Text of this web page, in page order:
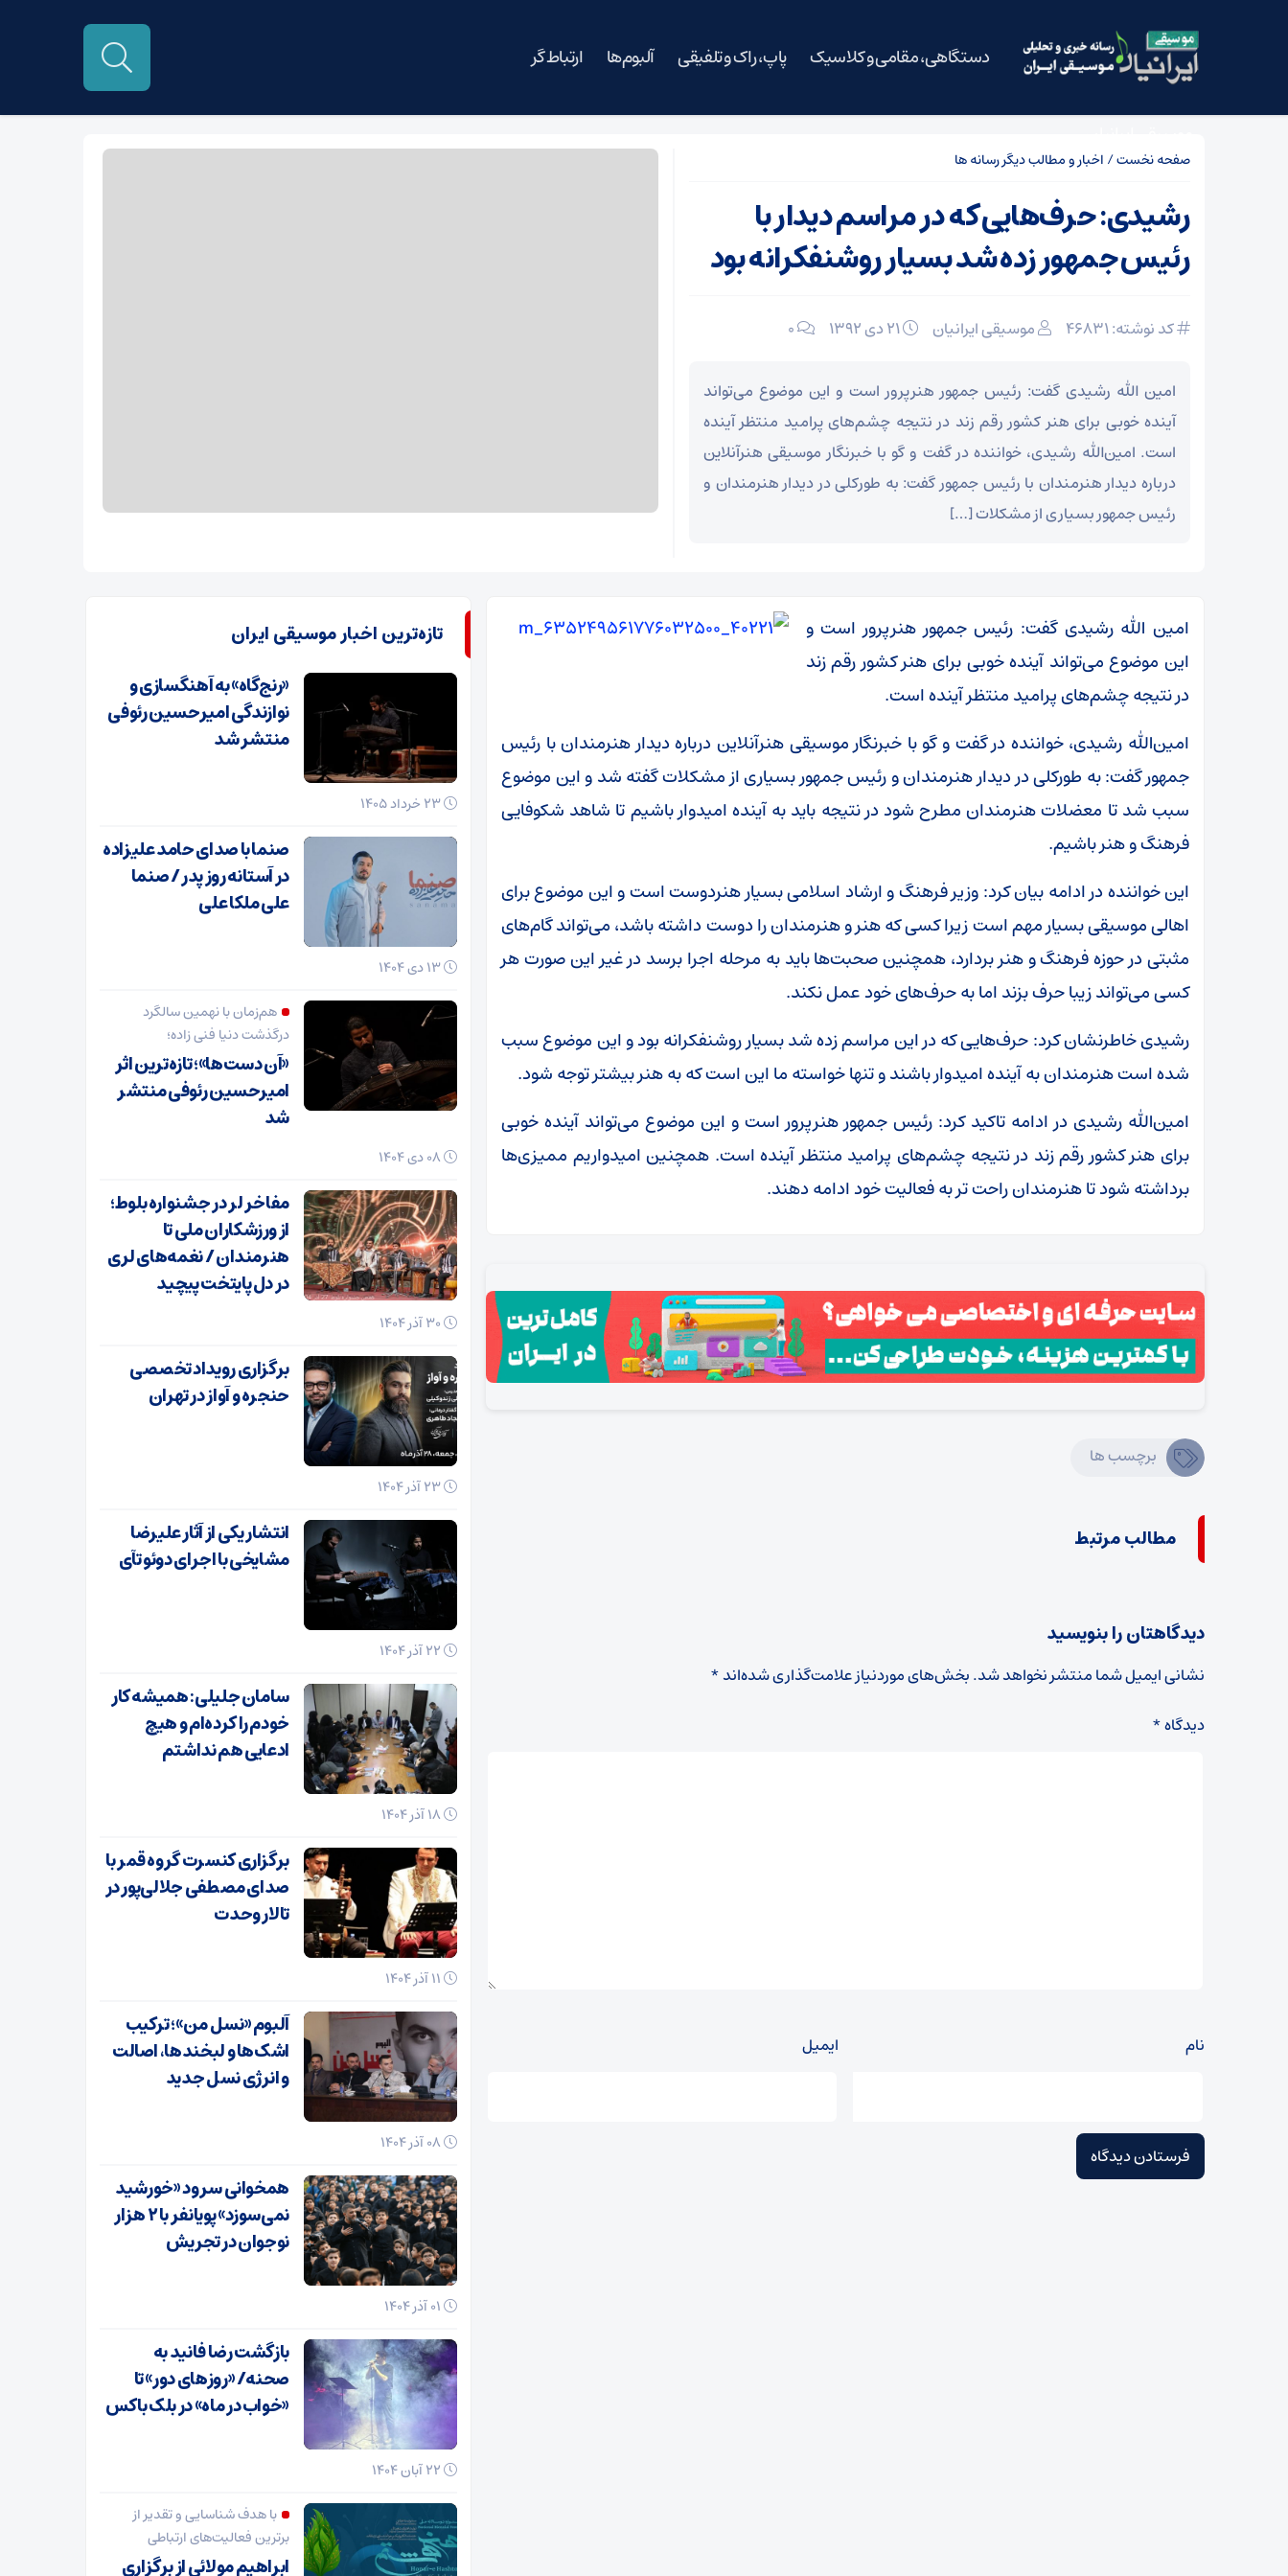
دستگاهی، مقامی و کلاسیک پاپ، راک و تلفیقی آلبوم‌ها ارتباط گر
صفحه نخست/ اخبار و مطالب دیگر رسانه ها
رشیدی: حرف‌هایی که در مراسم دیدار با
رئیس جمهور زده شد بسیار روشنفکرانه بود
کد نوشته: 46831 موسیقی ایرانیان ۰
امین الله رشیدی گفت: رئیس جمهور هنرپرور است و این موضوع می‌تواند
آینده خوبی برای هنر کشور رقم زند در نتیجه چشم‌های پرامید منتظر آینده
است. امین‌الله رشیدی، خواننده در گفت و گو با خبرنگار موسیقی هنرآنلاین
درباره دیدار هنرمندان با رئیس جمهور گفت: به طورکلی در دیدار هنرمندان و
رئیس جمهور بسیاری از مشکلات […]
امین الله رشیدی گفت: رئیس جمهور هنرپرور است و
این موضوع می‌تواند آینده خوبی برای هنر کشور رقم زند
در نتیجه چشم‌های پرامید منتظر آینده است.
امین‌الله رشیدی، خواننده در گفت و گو با خبرنگار موسیقی هنرآنلاین درباره دیدار هنرمندان با رئیس
جمهور گفت: به طورکلی در دیدار هنرمندان و رئیس جمهور بسیاری از مشکلات گفته شد و این موضوع
سبب شد تا معضلات هنرمندان مطرح شود در نتیجه باید به آینده امیدوار باشیم تا شاهد شکوفایی
فرهنگ و هنر باشیم.
این خواننده در ادامه بیان کرد: وزیر فرهنگ و ارشاد اسلامی بسیار هنردوست است و این موضوع برای
اهالی موسیقی بسیار مهم است زیرا کسی که هنر و هنرمندان را دوست داشته باشد، می‌تواند گام‌های
مثبتی در حوزه فرهنگ و هنر بردارد، همچنین صحبت‌ها باید به مرحله اجرا برسد در غیر این صورت هر
کسی می‌تواند زیبا حرف بزند اما به حرف‌های خود عمل نکند.
رشیدی خاطرنشان کرد: حرف‌هایی که در این مراسم زده شد بسیار روشنفکرانه بود و این موضوع سبب
شده است هنرمندان به آینده امیدوار باشند و تنها خواسته ما این است که به هنر بیشتر توجه شود.
امین‌الله رشیدی در ادامه تاکید کرد: رئیس جمهور هنرپرور است و این موضوع می‌تواند آینده خوبی
برای هنر کشور رقم زند در نتیجه چشم‌های پرامید منتظر آینده است. همچنین امیدواریم ممیزی‌ها
برداشته شود تا هنرمندان راحت تر به فعالیت خود ادامه دهند.
برچسب ها
مطالب مرتبط
دیدگاهتان را بنویسید
نشانی ایمیل شما منتشر نخواهد شد.بخش‌های موردنیاز علامت‌گذاری شده‌اند*
دیدگاه*
نام ایمیل
تازه‌ترین اخبار موسیقی ایران
«رنج‌گاه» به آهنگسازی و
نوازندگی امیرحسین رئوفی
منتشر شد
صنما با صدای حامد علیزاده
در آستانه روز پدر / صنما
علی ملکا علی
هم‌زمان با نهمین سالگرد
درگذشت دنیا فنی زاده؛
«آن دست‌ها»؛ تازه‌ترین اثر
امیرحسین رئوفی منتشر
شد
مفاخر لر در جشنواره بلوط؛
از ورزشکاران ملی تا
هنرمندان / نغمه‌های لری
در دل پایتخت پیچید
برگزاری رویداد تخصصی
حنجره و آواز در تهران
انتشار یکی از آثار علیرضا
مشایخی با اجرای دوئو تآی
سامان جلیلی: همیشه کار
خودم را کرده‌ام و هیچ
ادعایی هم نداشتم
برگزاری کنسرت گروه قمر با
صدای مصطفی جلالی‌پور در
تالار وحدت
آلبوم «نسل من»؛ ترکیب
اشک‌ها و لبخندها، اصالت
و انرژی نسل جدید
همخوانی سرود «خورشید
نمی‌سوزد» پویانفر با ۲ هزار
نوجوان در تجریش
بازگشت رضا فانید به
صحنه/ «روزهای دور» تا
«خواب در ماه» در بلک باکس
با هدف شناسایی و تقدیر از
برترین فعالیت‌های ارتباطی
ابراهیم مولائی از برگزاری